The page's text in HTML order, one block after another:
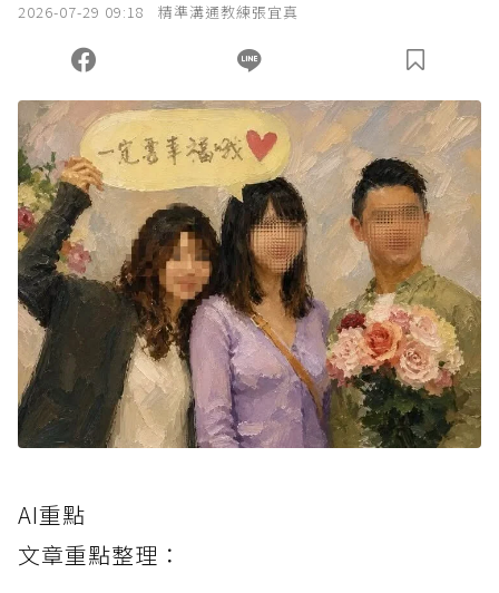
您當前剩餘 U 利點數：0點；前往 購買點數
2026-07-29 09:18 精準溝通教練張宜真
AI重點
文章重點整理：